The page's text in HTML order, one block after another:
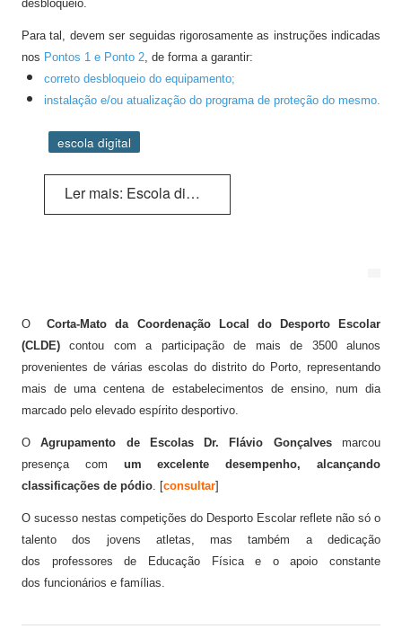
Bibliotecário
Psicologo(a)
Docentes
Mediadora
desbloqueio.
Para tal, devem ser seguidas rigorosamente as instruções indicadas
nos Pontos 1 e Ponto 2 , de forma a garantir:
correto desbloqueio do equipamento;
instalação e/ou atualização do programa de proteção do mesmo.
escola digital
Ler mais: Escola digital
OCorta-Mato da Coordenação Local do Desporto Escolar
(CLDE) contou com a participação de mais de 3500alunos
provenientes de várias escolas do distrito do Porto, representando
mais de uma centena de estabelecimentos de ensino, num dia
marcado pelo elevado espírito desportivo.
OAgrupamento de Escolas Dr. Flávio Gonçalves
marcou
presença com um excelente desempenho, alcançando
classificações de pódio . [consultar]
O sucesso nestas competições do Desporto Escolar reflete não só o
talento dos jovens atletas, mas também a dedicação
dos professores de Educação Física e o apoio constante
dos funcionários e famílias.